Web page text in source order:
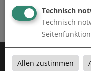
Sonnenschirme bei
Technisch
Technisch
Allen zustimmen